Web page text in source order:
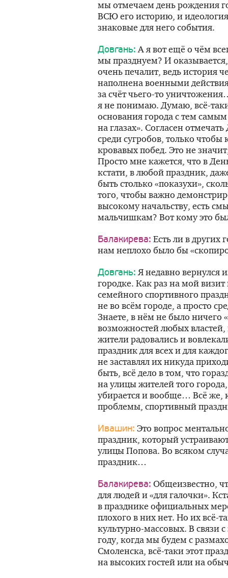
мы отмечаем день рождения
ВСЮ его историю, и
знаковые для него события.
Довгань: А я вот ещё о чём
мы празднуем? И
очень печалит, ведь история
наполнена военными
за счётчьего-то
я не понимаю. Думаю, всё-
основания города с тем
на глазах». Согласен
среди сугробов, только
кровавых побед. Это не
Просто мне кажется, что в
кстати, в любой праздник,
быть столько «показухи»,
того, чтобы важно
высокому начальству, есть
мальчишкам? Вот кому это
Балакирева: Есть ли в других
нам неплохо было бы
Довгань: Я недавно вернулся
городке. Как раз на мой
семейного спортивного
не во всём городе, а просто
Знаете, в нём не было ничего
возможностей любых
жители радовались и
праздник для всех и для
не заставлял их никуда
быть, всё дело в том, что
на улицы жителей того
убирается и вообще… Всё же,
проблемы, спортивный
Ивашин: Это вопрос
праздник, который
улицы Попова. Во всяком
праздник…
Балакирева: Общеизвестно,
для людей и «для галочки».
в празднике официальных
плохого в них нет. Но ихвсё-
культурно-массовых. В связи
году, когда мы будем с
Смоленска, всё-такиэтот
на высоких гостей или на